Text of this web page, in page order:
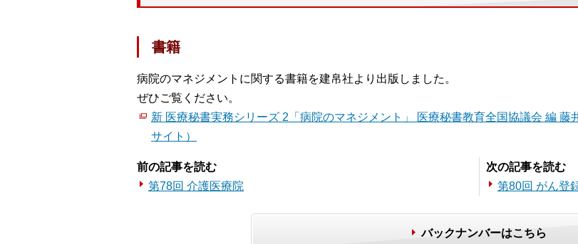
書籍
病院のマネジメントに関する書籍を建帛社より出版しました。
ぜひご覧ください。
新 医療秘書実務シリーズ 2「病院のマネジメント」 医療秘書教育全国協議会 編
サイト）
前の記事を読む
第78回 介護医療院
次の記事を読む
第80回 がん登
バックナンバーはこちら